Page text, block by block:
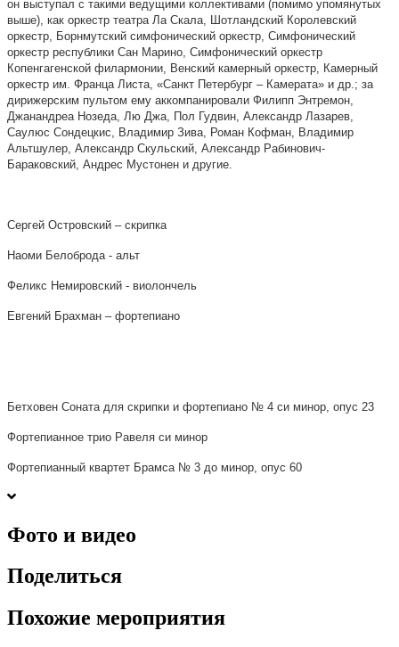
он выступал с такими ведущими коллективами (помимо упомянутых
выше), как оркестр театра Ла Скала, Шотландский Королевский
оркестр, Борнмутский симфонический оркестр, Симфонический
оркестр республики Сан Марино, Симфонический оркестр
Копенгагенской филармонии, Венский камерный оркестр, Камерный
оркестр им. Франца Листа, «Санкт Петербург – Камерата» и др.; за
дирижерским пультом ему аккомпанировали Филипп Энтремон,
Джанандреа Нозеда, Лю Джа, Пол Гудвин, Александр Лазарев,
Саулюс Сондецкис, Владимир Зива, Роман Кофман, Владимир
Альтшулер, Александр Скульский, Александр Рабинович-
Бараковский, Андрес Мустонен и другие.
Сергей Островский – скрипка
Наоми Белоброда - альт
Феликс Немировский - виолончель
Евгений Брахман – фортепиано
Бетховен Соната для скрипки и фортепиано № 4 си минор, опус 23
Фортепианное трио Равеля си минор
Фортепианный квартет Брамса № 3 до минор, опус 60
Фото и видео
Поделиться
Похожие мероприятия